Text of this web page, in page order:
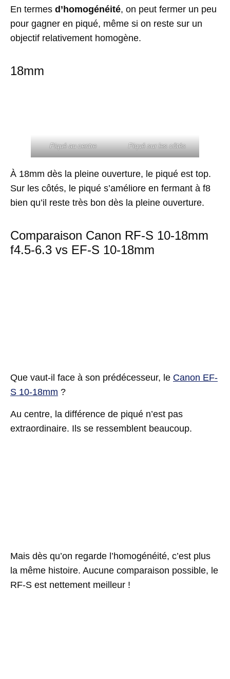
En termes d’homogénéité, on peut fermer un peu
pour gagner en piqué, même si on reste sur un
objectif relativement homogène.
18mm
Piqué au centre Piqué sur les côtés
À 18mm dès la pleine ouverture, le piqué est top.
Sur les côtés, le piqué s’améliore en fermant à f8
bien qu’il reste très bon dès la pleine ouverture.
Comparaison Canon RF-S 10-18mm
f4.5-6.3 vs EF-S 10-18mm
Que vaut-il face à son prédécesseur, le Canon EF-
S 10-18mm ?
Au centre, la différence de piqué n’est pas
extraordinaire. Ils se ressemblent beaucoup.
Mais dès qu’on regarde l’homogénéité, c’est plus
la même histoire. Aucune comparaison possible, le
RF-S est nettement meilleur !